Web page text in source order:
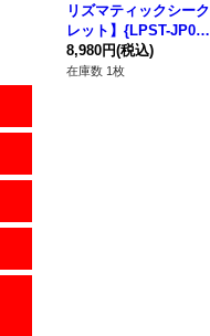
リズマティックシーク
レット】{LPST-JP04
6}《モンスター》
8,980円(税込)
在庫数 1枚